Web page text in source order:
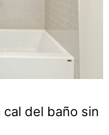
cal del baño sin